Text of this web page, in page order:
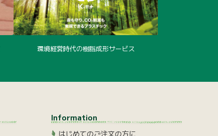
環境経営時代の樹脂成形サービス
Information
はじめてのご注文の方に